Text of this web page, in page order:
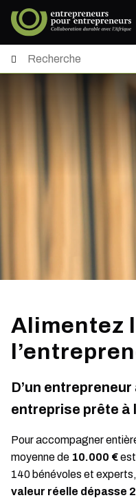
Alimentez
D’un
entreprise prête à
Pour accompagner
moyenne de 10.000 €
140 bénévoles et
valeur réelle dépasse